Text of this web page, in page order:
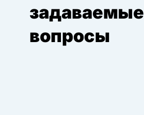
задаваемые
вопросы